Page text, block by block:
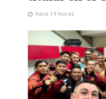
hace 19 horas